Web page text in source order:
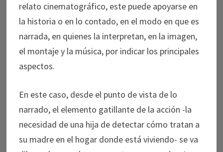
relato cinematográfico, este puede apoyarse en
la historia o en lo contado, en el modo en que es
narrada, en quienes la interpretan, en la imagen,
el montaje y la música, por indicar los principales
aspectos.
En este caso, desde el punto de vista de lo
narrado, el elemento gatillante de la acción -la
necesidad de una hija de detectar cómo tratan a
su madre en el hogar donde está viviendo- se va